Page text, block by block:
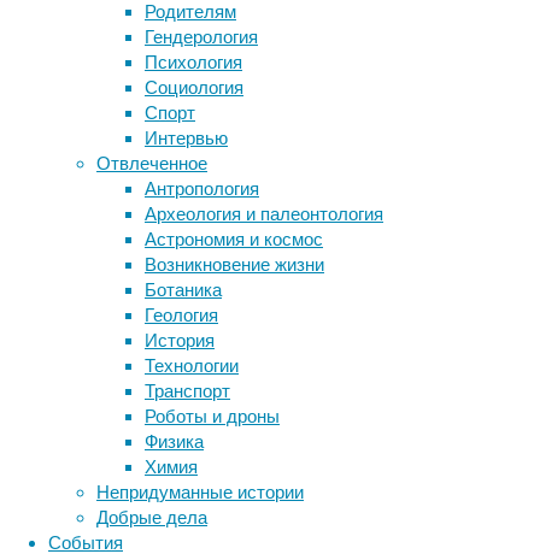
Родителям
Гендерология
Психология
Социология
Спорт
Интервью
Отвлеченное
Антропология
Археология и палеонтология
Астрономия и космос
Возникновение жизни
Ботаника
Геология
История
Технологии
Транспорт
Роботы и дроны
Физика
Химия
Непридуманные истории
Добрые дела
События
постоянным
перерасходам,
низкому
качеству
покрытия
простою
целых
линий.
Учитывая
долгосрочность
инвестиций,
подход
«дешево
сердито»
здесь
Этот
гид
Метки
ДНК бактерии биология
биотехнология вирусы
генетика дети
здоровье
инструменты и методы
исследования
лекарства медицина
мозг наука
нейробиология
нейрофизиология